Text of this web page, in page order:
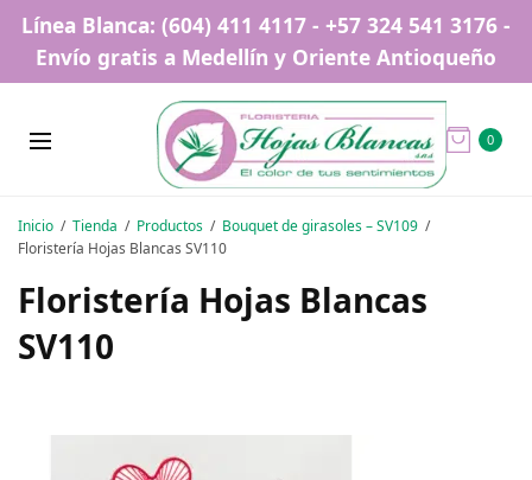
Línea Blanca: (604) 411 4117 - +57 324 541 3176 -
Envío gratis a Medellín y Oriente Antioqueño
0
Inicio Tienda Productos
Bouquet de girasoles – SV109
Floristería Hojas Blancas SV110
Floristería Hojas Blancas
SV110